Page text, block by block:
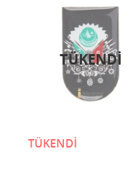
TÜKENDİ
TÜKENDI